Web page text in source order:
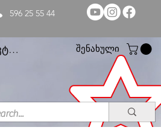
596 25 55 44
შენახული